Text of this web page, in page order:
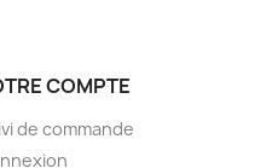
COMPTE
de commande